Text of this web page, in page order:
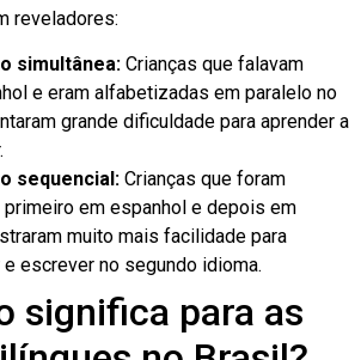
reveladores:
simultânea: Crianças que falavam
e eram alfabetizadas em paralelo no
grande dificuldade para aprender a
sequencial: Crianças que foram
em espanhol e depois em
muito mais facilidade para
escrever no segundo idioma.
significa para as